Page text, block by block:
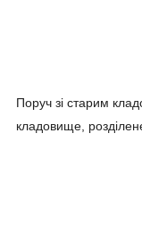
Поруч зі старим
кладовище,